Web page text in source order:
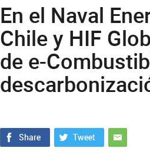
En el Naval
Chile y HIF
de e-